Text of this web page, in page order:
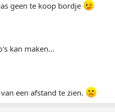
geen te koop bordje
kan maken...
een afstand te zien.